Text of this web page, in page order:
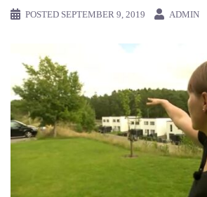
POSTED SEPTEMBER 9, 2019 ADMIN